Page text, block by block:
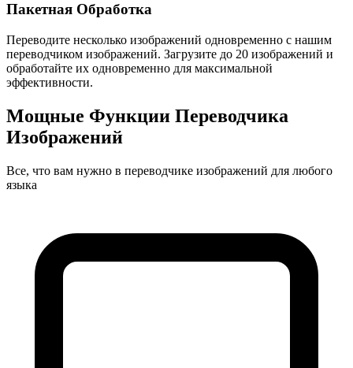
Пакетная Обработка
Переводите несколько изображений одновременно с нашим
переводчиком изображений. Загрузите до 20 изображений и
обработайте их одновременно для максимальной
эффективности.
Мощные Функции Переводчика
Изображений
Все, что вам нужно в переводчике изображений для любого
языка